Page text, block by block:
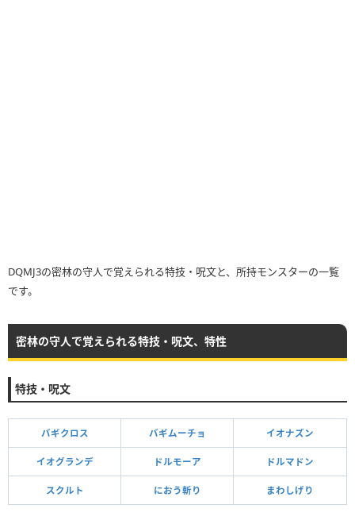
DQMJ3の密林の守人で覚えられる特技・呪文と、所持モンスターの一覧
です。
密林の守人で覚えられる特技・呪文、特性
特技・呪文
バギクロス バギムーチョ イオナズン
イオグランデ ドルモーア ドルマドン
スクルト におう斬り まわしげり